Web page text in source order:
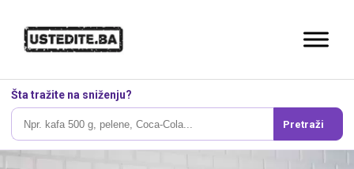
Šta tražite na sniženju?
Pretraži